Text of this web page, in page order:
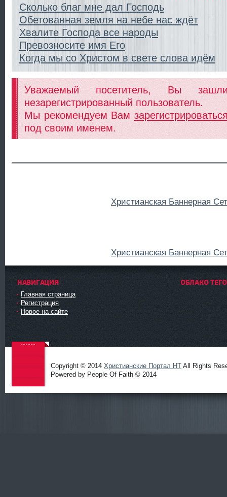
Сколько благ мне дал Господь
Обетованная земля на небе нас ждёт
Хвалите Господа все народы
Превозносите имя Его
Когда мы со Христом в свете слова идём
Уважаемый посетитель, Вы
незарегистрированный пользователь.
Мы рекомендуем Вам
под своим именем.
Христианская Баннерная
Христианская Баннерная
НАВИГАЦИЯ
Главная страница
Регистрация
Новое на сайте
ОБЛАКО
Христиа
Copyright © 2014 Христианские Портал HT All Rights
Powered by People Of Faith © 2014